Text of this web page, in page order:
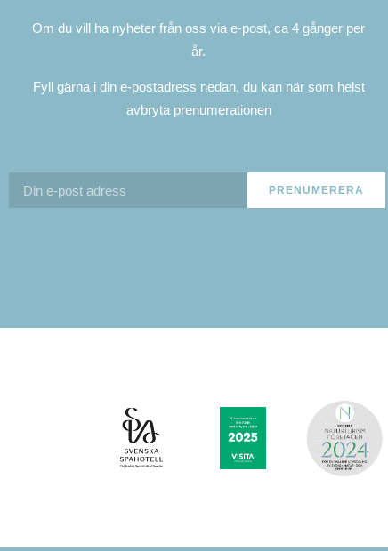
Om du vill ha nyheter från oss via e-post, ca 4 gånger per
år.
Fyll gärna i din e-postadress nedan, du kan när som helst
avbryta prenumerationen
PRENUMERERA